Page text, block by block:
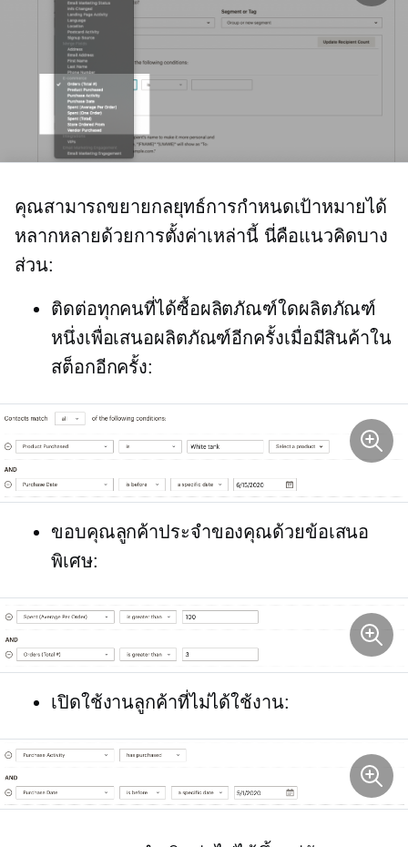
คุณสามารถขยายกลยุทธ์การกำหนดเป้าหมายได้
หลากหลายด้วยการตั้งค่าเหล่านี้ นี่คือแนวคิดบาง
ส่วน:
ติดต่อทุกคนที่ได้ซื้อผลิตภัณฑ์ใดผลิตภัณฑ์
หนึ่งเพื่อเสนอผลิตภัณฑ์อีกครั้งเมื่อมีสินค้าใน
สต็อกอีกครั้ง:
ขอบคุณลูกค้าประจำของคุณด้วยข้อเสนอ
พิเศษ:
เปิดใช้งานลูกค้าที่ไม่ได้ใช้งาน: